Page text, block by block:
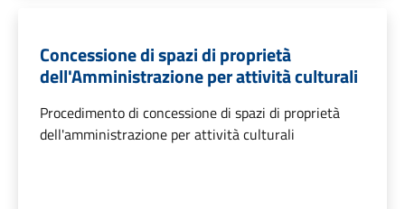
Concessione di spazi di proprietà
dell'Amministrazione per attività culturali
Procedimento di concessione di spazi di proprietà
dell'amministrazione per attività culturali